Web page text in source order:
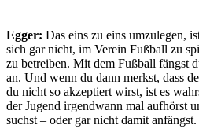
Egger: Das eins zu eins umzulegen,
sich gar nicht, im Verein Fußball zu
zu betreiben. Mit dem Fußball fängst
an. Und wenn du dann merkst, dass
du nicht so akzeptiert wirst, ist es
der Jugend irgendwann mal aufhörst
suchst – oder gar nicht damit anfängst.